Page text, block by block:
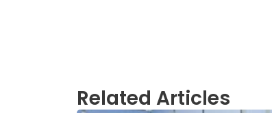
Related Articles